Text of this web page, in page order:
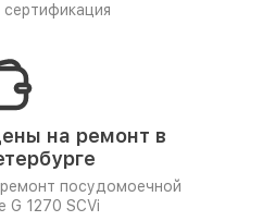
на ремонт в
посудомоечной
G 1270 SCVi